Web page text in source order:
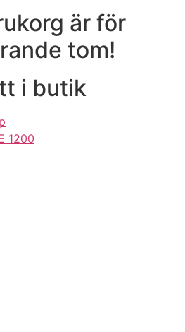
är för
tom!
i butik
1200